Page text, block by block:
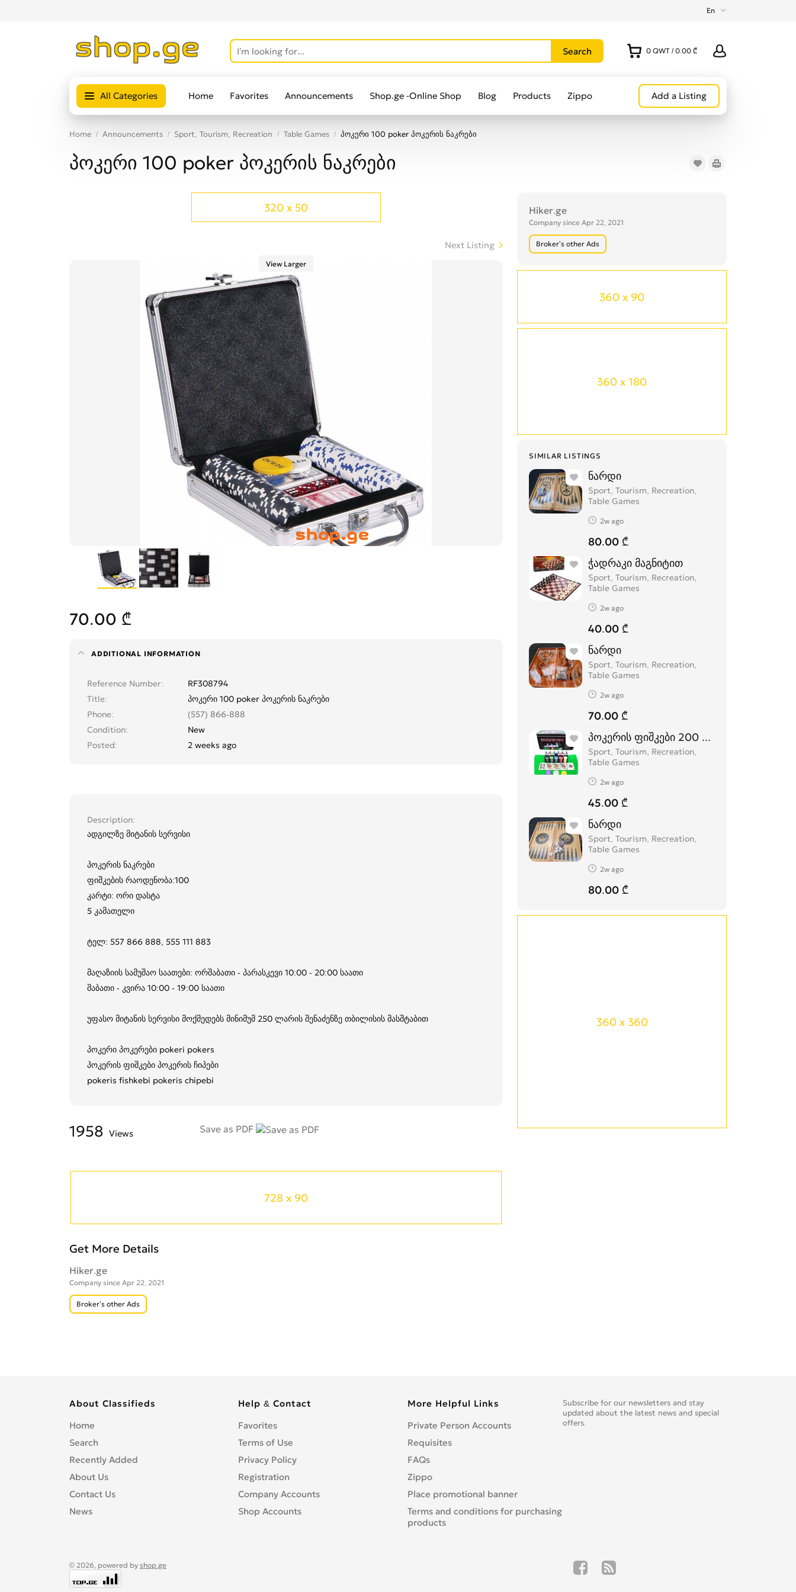
En
0 QWT / 0.00 ₾
All Categories Home Favorites Announcements Shop.ge -Online Shop Blog Products Zippo Add a Listing
Home Announcements Sport, Tourism, Recreation Table Games პოკერი 100 poker პოკერის ნაკრები
პოკერი 100 poker პოკერის ნაკრები
Hiker.ge
Company since Apr 22, 2021
Broker’s other Ads
360 x 90
360 x 180
SIMILAR LISTINGS
ნარდი
Sport, Tourism, Recreation,
Table Games
2w ago
80.00 ₾
ჭადრაკი მაგნიტით
Sport, Tourism, Recreation,
Table Games
2w ago
40.00 ₾
ნარდი
Sport, Tourism, Recreation,
Table Games
2w ago
70.00 ₾
პოკერის ფიშკები 200 ცალიანი poker
Sport, Tourism, Recreation,
Table Games
2w ago
45.00 ₾
ნარდი
Sport, Tourism, Recreation,
Table Games
2w ago
80.00 ₾
360 x 360
320 x 50
Next Listing
View Larger
70.00 ₾
ADDITIONAL INFORMATION
Reference Number
RF308794
Title
პოკერი 100 poker პოკერის ნაკრები
Phone
(557) 866-888
Condition
New
Posted
2 weeks ago
Description
ადგილზე მიტანის სერვისი
პოკერის ნაკრები
ფიშკების რაოდენობა:100
კარტი: ორი დასტა
5 კამათელი
ტელ: 557 866 888, 555 111 883
მაღაზიის სამუშაო საათები: ორშაბათი - პარასკევი 10:00 - 20:00 საათი
შაბათი - კვირა 10:00 - 19:00 საათი
უფასო მიტანის სერვისი მოქმედებს მინიმუმ 250 ლარის შენაძენზე თბილისის მასშტაბით
პოკერი პოკერები pokeri pokers
პოკერის ფიშკები პოკერის ჩიპები
pokeris fishkebi pokeris chipebi
Save as PDF
1958 Views
728 x 90
Get More Details
Hiker.ge
Company since Apr 22, 2021
Broker’s other Ads
Subscribe for our newsletters and stay
updated about the latest news and special
offers.
About Classifieds
Home
Search
Recently Added
About Us
Contact Us
News
Help & Contact
Favorites
Terms of Use
Privacy Policy
Registration
Company Accounts
Shop Accounts
More Helpful Links
Private Person Accounts
Requisites
FAQs
Zippo
Place promotional banner
Terms and conditions for purchasing
products
© 2026, powered by shop.ge